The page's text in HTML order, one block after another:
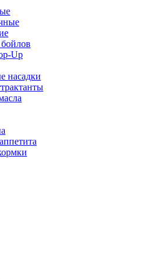
Up
насадки